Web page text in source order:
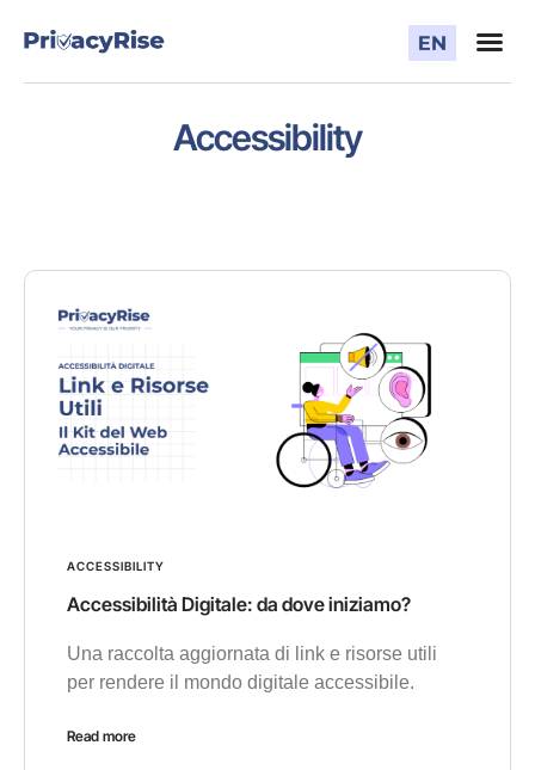
Accessibility
ACCESSIBILITY
Accessibilità Digitale: da dove iniziamo?
Una raccolta aggiornata di link e risorse utili
per rendere il mondo digitale accessibile.
Read more